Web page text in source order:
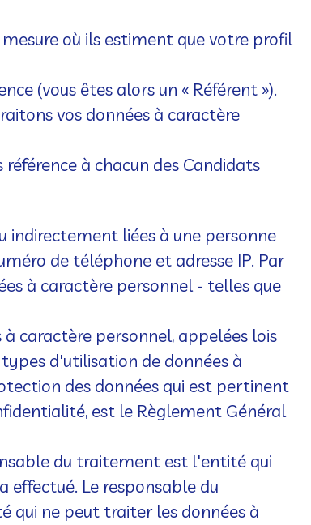
où ils estiment que votre profil
(vous êtes alors un « Référent »).
vos données à caractère
à chacun des Candidats
indirectement liées à une personne
de téléphone et adresse IP. Par
à caractère personnel - telles que
caractère personnel, appelées lois
d'utilisation de données à
des données qui est pertinent
est le Règlement Général
du traitement est l'entité qui
Le responsable du
qui ne peut traiter les données à